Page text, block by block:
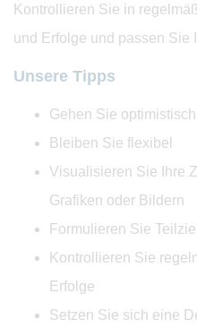
Kontrollieren Sie in
und Erfolge und passen Sie
Unsere Tipps
Gehen Sie
Bleiben Sie flexibel
Visualisieren Sie Ihre
Grafiken oder Bildern
Formulieren Sie
Kontrollieren Sie
Erfolge
Setzen Sie sich eine